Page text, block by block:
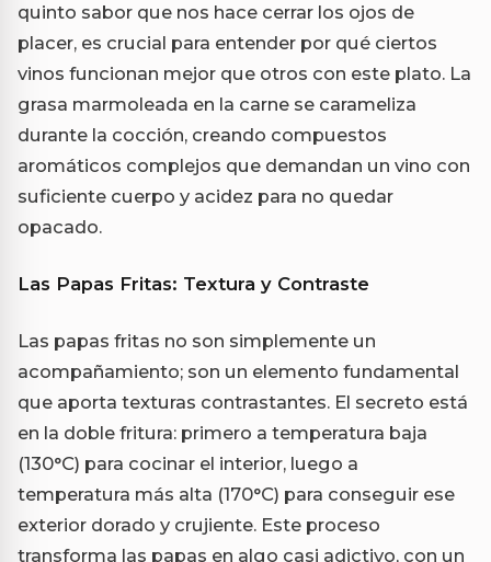
quinto sabor que nos hace cerrar los ojos de
placer, es crucial para entender por qué ciertos
vinos funcionan mejor que otros con este plato. La
grasa marmoleada en la carne se carameliza
durante la cocción, creando compuestos
aromáticos complejos que demandan un vino con
suficiente cuerpo y acidez para no quedar
opacado.
Las Papas Fritas: Textura y Contraste
Las papas fritas no son simplemente un
acompañamiento; son un elemento fundamental
que aporta texturas contrastantes. El secreto está
en la doble fritura: primero a temperatura baja
(130°C) para cocinar el interior, luego a
temperatura más alta (170°C) para conseguir ese
exterior dorado y crujiente. Este proceso
transforma las papas en algo casi adictivo, con un